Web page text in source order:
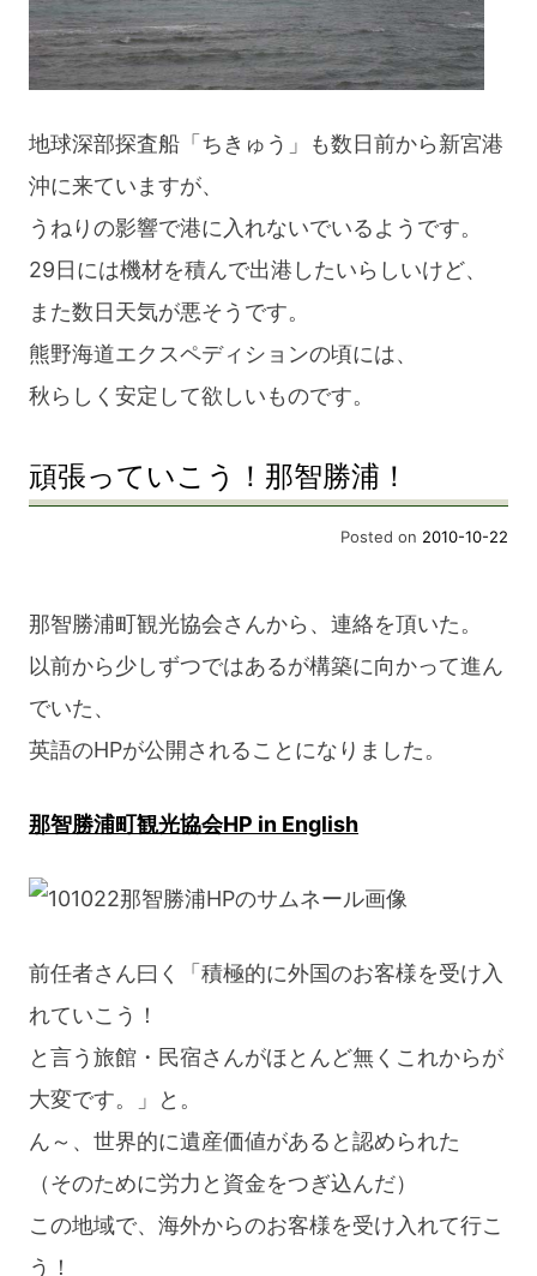
地球深部探査船「ちきゅう」も数日前から新宮港
沖に来ていますが、
うねりの影響で港に入れないでいるようです。
29日には機材を積んで出港したいらしいけど、
また数日天気が悪そうです。
熊野海道エクスペディションの頃には、
秋らしく安定して欲しいものです。
頑張っていこう！那智勝浦！
Posted on 2010-10-22
那智勝浦町観光協会さんから、連絡を頂いた。
以前から少しずつではあるが構築に向かって進ん
でいた、
英語のHPが公開されることになりました。
那智勝浦町観光協会HP in English
前任者さん曰く「積極的に外国のお客様を受け入
れていこう！
と言う旅館・民宿さんがほとんど無くこれからが
大変です。」と。
ん～、世界的に遺産価値があると認められた
（そのために労力と資金をつぎ込んだ）
この地域で、海外からのお客様を受け入れて行こ
う！